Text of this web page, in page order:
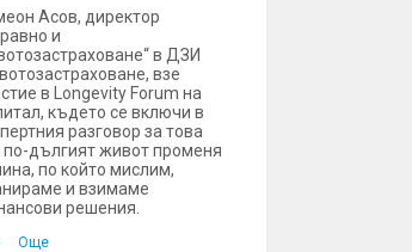
Асов, директор
и
в ДЗИ
взе
в Longevity Forum на
където се включи в
разговор за това
по-дългият живот променя
по който мислим,
и взимаме
решения.
Още